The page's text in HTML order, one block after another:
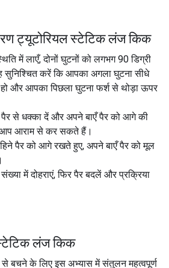
ट्यूटोरियल स्टेटिक लंज किक
में लाएँ, दोनों घुटनों को लगभग 90 डिग्री
सुनिश्चित करें कि आपका अगला घुटना सीधे
और आपका पिछला घुटना फर्श से थोड़ा ऊपर
से धक्का दें और अपने बाएँ पैर को आगे की
आप आराम से कर सकते हैं।
पैर को आगे रखते हुए, अपने बाएँ पैर को मूल
में दोहराएं, फिर पैर बदलें और प्रक्रिया
लंज किक
से बचने के लिए इस अभ्यास में संतुलन महत्वपूर्ण